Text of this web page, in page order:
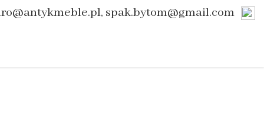
spak.bytom@gmail.com